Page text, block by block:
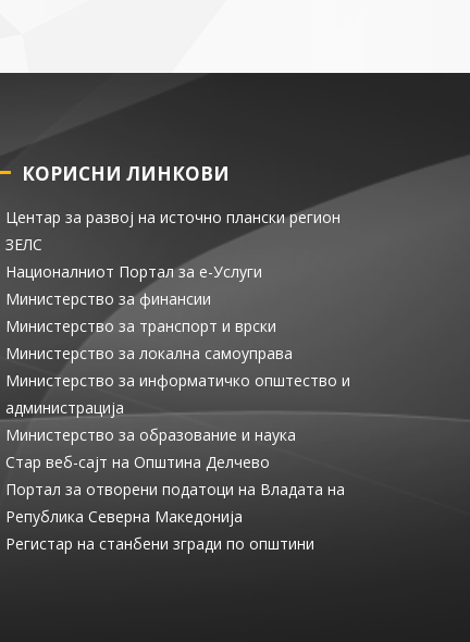
КОРИСНИ ЛИНКОВИ
Центар за развој на источно плански регион
ЗЕЛС
Националниот Портал за е-Услуги
Министерство за финансии
Министерство за транспорт и врски
Министерство за локална самоуправа
Министерство за информатичко општество и
администрација
Министерство за образование и наука
Стар веб-сајт на Општина Делчево
Портал за отворени податоци на Владата на
Република Северна Македонија
Регистар на станбени згради по општини